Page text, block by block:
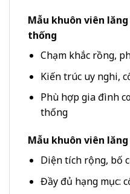
Mẫu khuôn viên
thống
Chạm khắc rồng,
Kiến trúc uy nghi,
Phù hợp gia đình
thống
Mẫu khuôn viên
Diện tích rộng, bố
Đầy đủ hạng mục: